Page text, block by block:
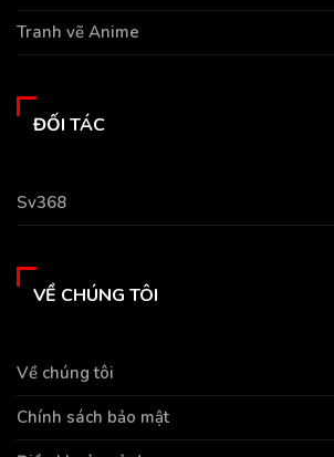
Tranh vẽ Anime
ĐỐI TÁC
Sv368
VỀ CHÚNG TÔI
Về chúng tôi
Chính sách bảo mật